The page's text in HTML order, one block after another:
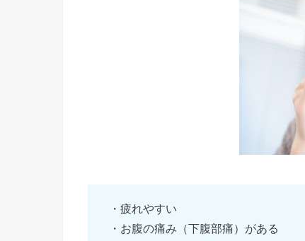
・疲れやすい
・お腹の痛み（下腹部痛）がある